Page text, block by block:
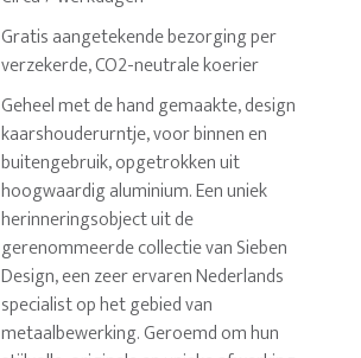
Gratis aangetekende bezorging per
verzekerde, CO2-neutrale koerier
Geheel met de hand gemaakte, design
kaarshouderurntje, voor binnen en
buitengebruik, opgetrokken uit
hoogwaardig aluminium. Een uniek
herinneringsobject uit de
gerenommeerde collectie van Sieben
Design, een zeer ervaren Nederlands
specialist op het gebied van
metaalbewerking. Geroemd om hun